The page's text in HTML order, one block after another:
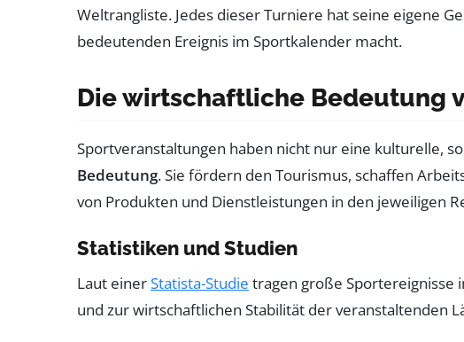
Weltrangliste. Jedes dieser Turniere hat seine eigene
bedeutenden Ereignis im Sportkalender macht.
Die wirtschaftliche Bedeutung
Sportveranstaltungen haben nicht nur eine kulturelle,
Bedeutung. Sie fördern den Tourismus, schaffen
von Produkten und Dienstleistungen in den jeweiligen
Statistiken und Studien
Laut einerStatista-Studie tragen große Sportereignisse
und zur wirtschaftlichen Stabilität der veranstaltenden